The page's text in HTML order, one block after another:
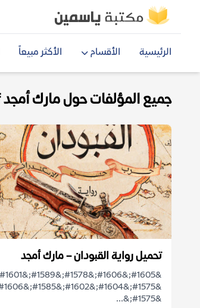
الرئيسية الأقسام الأكثر مبيعاً
جميع المؤلفات حول مارك أمجد pdf
تحميل رواية القبودان – مارك أمجد
&#1575;&...